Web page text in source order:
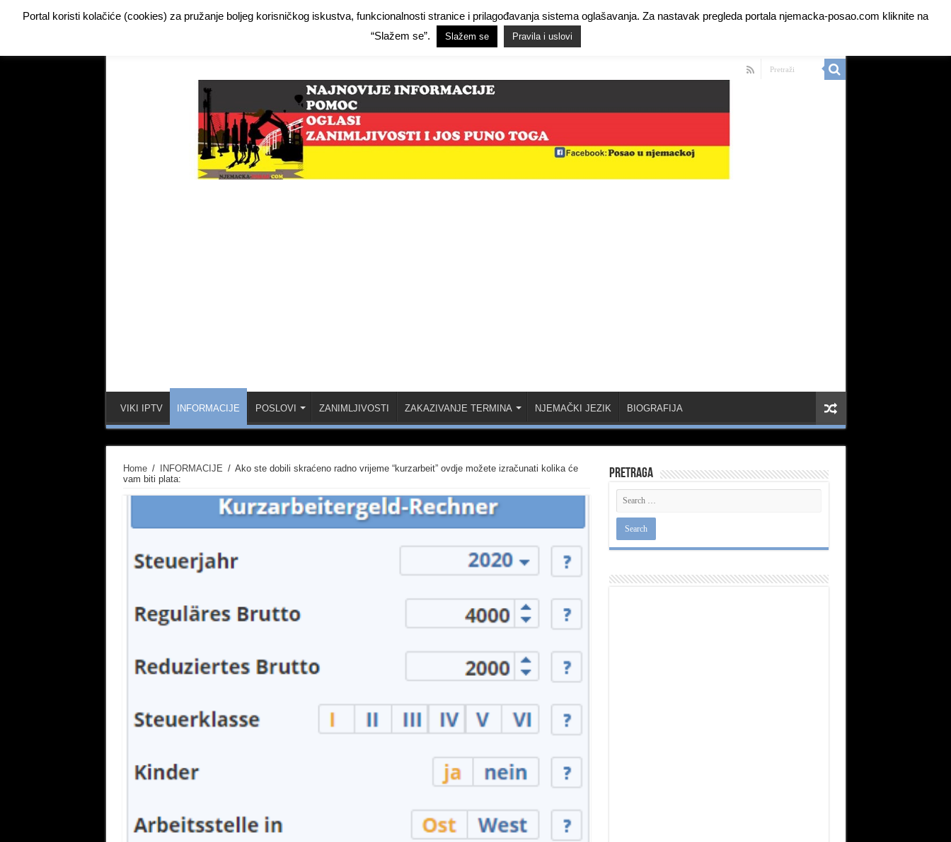
Facebook Demo Hide Ads for Premium Members
O NAMA PRAVILA I USLOVI
VIKI IPTV INFORMACIJE POSLOVI ZANIMLJIVOSTI ZAKAZIVANJE TERMINA NJEMAČKI JEZIK BIOGRAFIJA
Home / INFORMACIJE / Ako ste dobili skraćeno radno vrijeme “kurzarbeit” ovdje možete izračunati kolika će
vam biti plata:
Pretraga
Portal koristi kolačiće (cookies) za pružanje boljeg korisničkog iskustva, funkcionalnosti stranice i prilagođavanja sistema oglašavanja. Za nastavak pregleda portala njemacka-posao.com kliknite na
“Slažem se”.
Slažem se Pravila i uslovi